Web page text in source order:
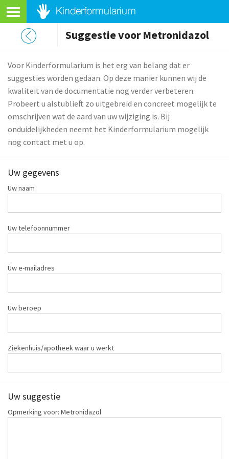
Suggestie voor Metronidazol
Voor Kinderformularium is het erg van belang dat er
suggesties worden gedaan. Op deze manier kunnen wij de
kwaliteit van de documentatie nog verder verbeteren.
Probeert u alstublieft zo uitgebreid en concreet mogelijk te
omschrijven wat de aard van uw wijziging is. Bij
onduidelijkheden neemt het Kinderformularium mogelijk
nog contact met u op.
Uw gegevens
Uw naam
Uw telefoonnummer
Uw e-mailadres
Uw beroep
Ziekenhuis/apotheek waar u werkt
Uw suggestie
Opmerking voor: Metronidazol